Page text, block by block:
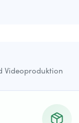
Videoproduktion